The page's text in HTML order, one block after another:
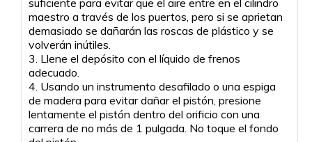
maestro a través de los puertos, pero si se aprietan
demasiado se dañarán las roscas de plástico y se
volverán inútiles.
3. Llene el depósito con el líquido de frenos
adecuado.
4. Usando un instrumento desafilado o una espiga
de madera para evitar dañar el pistón, presione
lentamente el pistón dentro del orificio con una
carrera de no más de 1 pulgada. No toque el fondo